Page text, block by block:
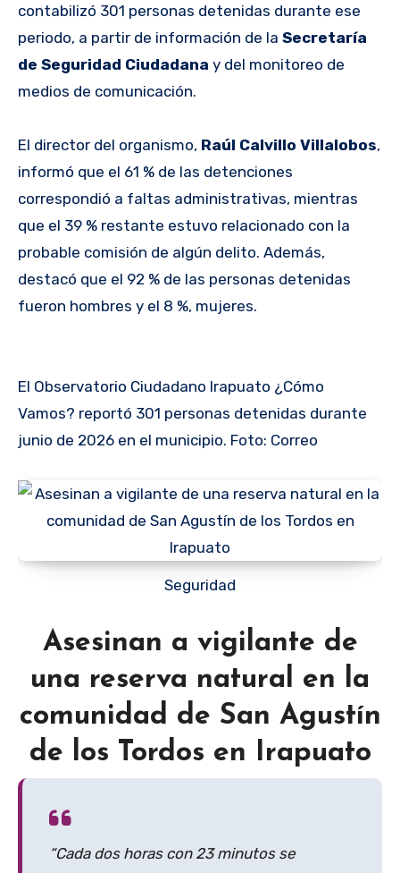
contabilizó 301 personas detenidas durante ese
periodo, a partir de información de la Secretaría
de Seguridad Ciudadana y del monitoreo de
medios de comunicación.
El director del organismo, Raúl Calvillo Villalobos,
informó que el 61 % de las detenciones
correspondió a faltas administrativas, mientras
que el 39 % restante estuvo relacionado con la
probable comisión de algún delito. Además,
destacó que el 92 % de las personas detenidas
fueron hombres y el 8 %, mujeres.
El Observatorio Ciudadano Irapuato ¿Cómo
Vamos? reportó 301 personas detenidas durante
junio de 2026 en el municipio. Foto: Correo
Seguridad
Asesinan a vigilante de
una reserva natural en la
comunidad de San Agustín
de los Tordos en Irapuato
“Cada dos horas con 23 minutos se